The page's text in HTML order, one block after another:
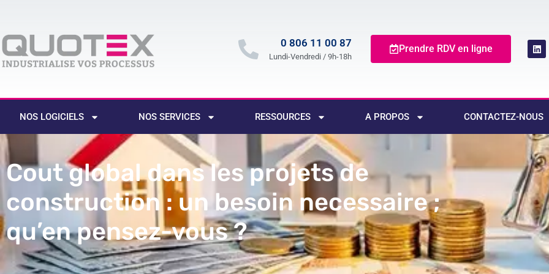
0 806 11 00 87
Lundi-Vendredi / 9h-18h
Prendre RDV en ligne
NOS LOGICIELS NOS SERVICES RESSOURCES A PROPOS CONTACTEZ-NOUS
Cout global dans les projets de
construction : un besoin necessaire ;
qu’en pensez-vous ?